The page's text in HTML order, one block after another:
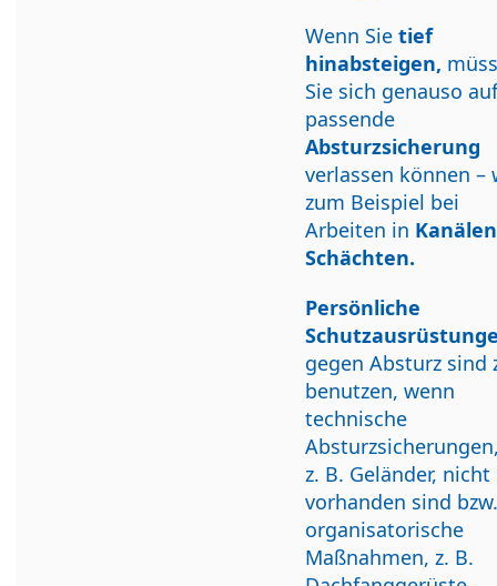
Wenn Sie tief
hinabsteigen,
Sie sich genauso
passende
Absturzsicherung
verlassen können –
zum Beispiel bei
Arbeiten in Kanälen
Schächten.
Persönliche
gegen Absturz sind
benutzen, wenn
technische
z. B. Geländer, nicht
vorhanden sind bzw.
organisatorische
Maßnahmen, z. B.